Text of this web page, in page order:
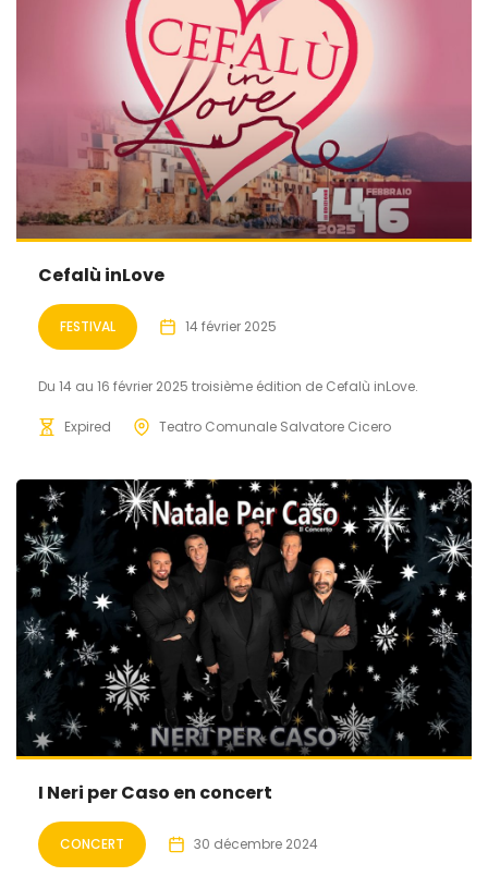
Cefalù inLove
FESTIVAL 14 février 2025
Du 14 au 16 février 2025 troisième édition de Cefalù inLove.
Expired Teatro Comunale Salvatore Cicero
I Neri per Caso en concert
CONCERT 30 décembre 2024